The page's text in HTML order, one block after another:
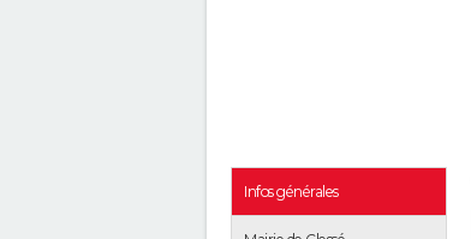
Infos générales